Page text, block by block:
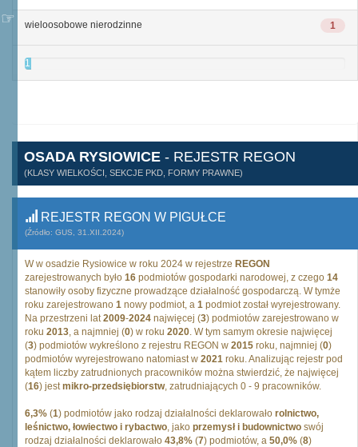
1
wieloosobowe nierodzinne
1
OSADA RYSIOWICE - REJESTR REGON
(KLASY WIELKOŚCI, SEKCJE PKD, FORMY PRAWNE)
REJESTR REGON W PIGUŁCE
(Źródło: GUS, 31.XII.2024)
W w osadzie Rysiowice w roku 2024 w rejestrze REGON
zarejestrowanych było 16 podmiotów gospodarki narodowej, z czego 14
stanowiły osoby fizyczne prowadzące działalność gospodarczą. W tymże
roku zarejestrowano 1 nowy podmiot, a 1 podmiot został wyrejestrowany.
Na przestrzeni lat2009-2024 najwięcej (3) podmiotów zarejestrowano w
roku 2013, a najmniej (0) w roku 2020. W tym samym okresie najwięcej
(3) podmiotów wykreślono z rejestru REGON w 2015 roku, najmniej (0)
podmiotów wyrejestrowano natomiast w 2021 roku. Analizując rejestr pod
kątem liczby zatrudnionych pracowników można stwierdzić, że najwięcej
(16) jestmikro-przedsiębiorstw, zatrudniających 0 - 9 pracowników.
6,3% (1) podmiotów jako rodzaj działalności deklarowało rolnictwo,
leśnictwo, łowiectwo i rybactwo, jako przemysł i budownictwo swój
rodzaj działalności deklarowało 43,8% (7) podmiotów, a 50,0% (8)